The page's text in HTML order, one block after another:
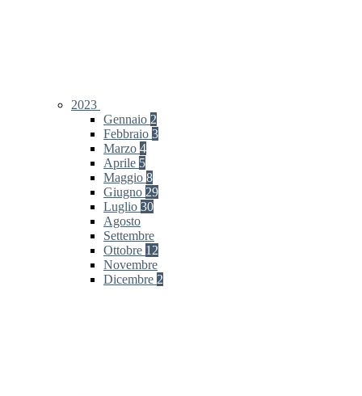
2023
Gennaio 2
Febbraio 3
Marzo 4
Aprile 5
Maggio 8
Giugno 29
Luglio 30
Agosto
Settembre
Ottobre 12
Novembre
Dicembre 2